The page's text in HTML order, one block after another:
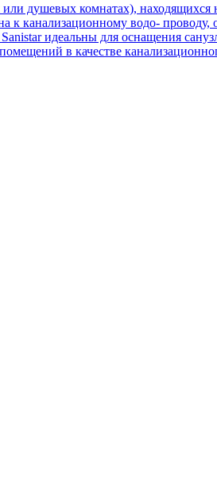
душевых комнатах),
водо- проводу,
идеальны для оснащения
в качестве